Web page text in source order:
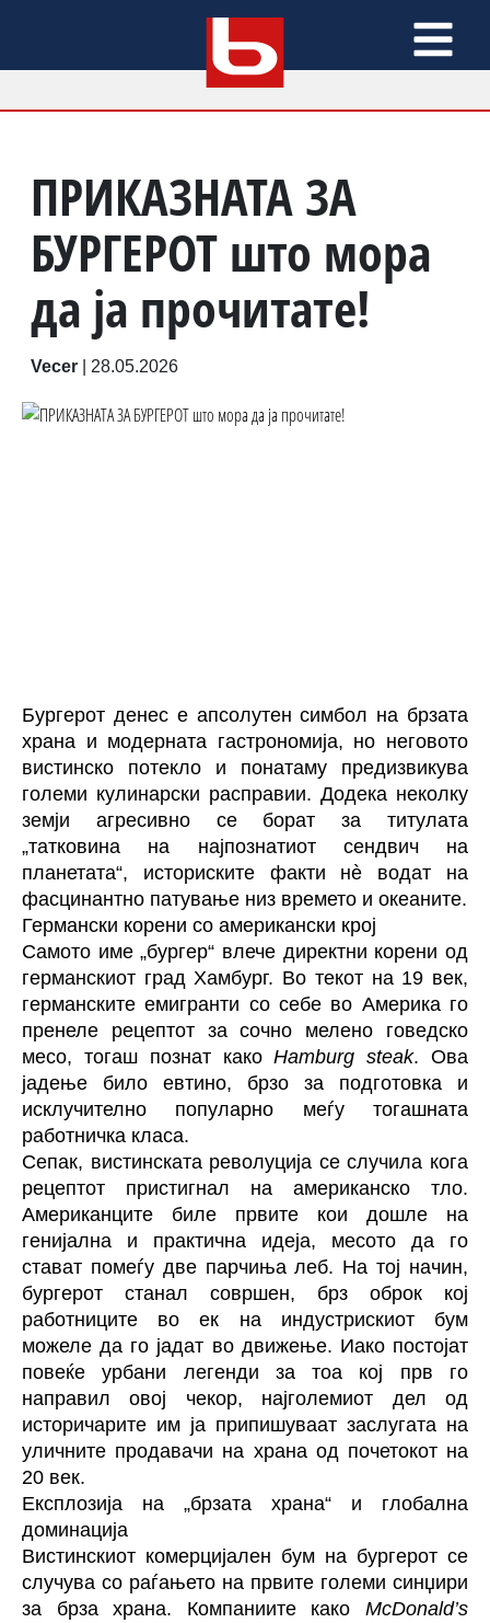
ПРИКАЗНАТА ЗА
БУРГЕРОТ што мора
да ја прочитате!
Vecer 28.05.2026
Бургерот денес е апсолутен симбол на брзата
храна и модерната гастрономија, но неговото
вистинско потекло и понатаму предизвикува
големи кулинарски расправии. Додека неколку
земји агресивно се борат за титулата
„татковина на најпознатиот сендвич на
планетата“, историските факти нè водат на
фасцинантно патување низ времето и океаните.
Германски корени со американски крој
Самото име „бургер“ влече директни корени од
германскиот град Хамбург. Во текот на 19 век,
германските емигранти со себе во Америка го
пренеле рецептот за сочно мелено говедско
месо, тогаш познат какоHamburg steak. Ова
јадење било евтино, брзо за подготовка и
исклучително популарно меѓу тогашната
работничка класа.
Сепак, вистинската револуција се случила кога
рецептот пристигнал на американско тло.
Американците биле првите кои дошле на
генијална и практична идеја, месото да го
стават помеѓу две парчиња леб. На тој начин,
бургерот станал совршен, брз оброк кој
работниците во ек на индустрискиот бум
можеле да го јадат во движење. Иако постојат
повеќе урбани легенди за тоа кој прв го
направил овој чекор, најголемиот дел од
историчарите им ја припишуваат заслугата на
уличните продавачи на храна од почетокот на
20 век.
Експлозија на „брзата храна“ и глобална
доминација
Вистинскиот комерцијален бум на бургерот се
случува со раѓањето на првите големи синџири
за брза храна. Компаниите како McDonald’s